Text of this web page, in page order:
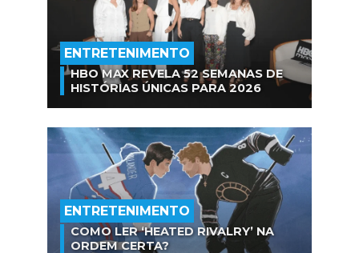
ENTRETENIMENTO
HBO MAX REVELA 52 SEMANAS DE
HISTÓRIAS ÚNICAS PARA 2026
ENTRETENIMENTO
COMO LER ‘HEATED RIVALRY’ NA
ORDEM CERTA?